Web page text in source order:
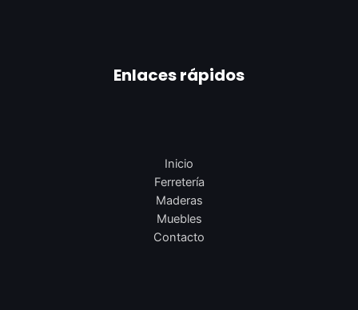
Enlaces rápidos
Inicio
Ferretería
Maderas
Muebles
Contacto